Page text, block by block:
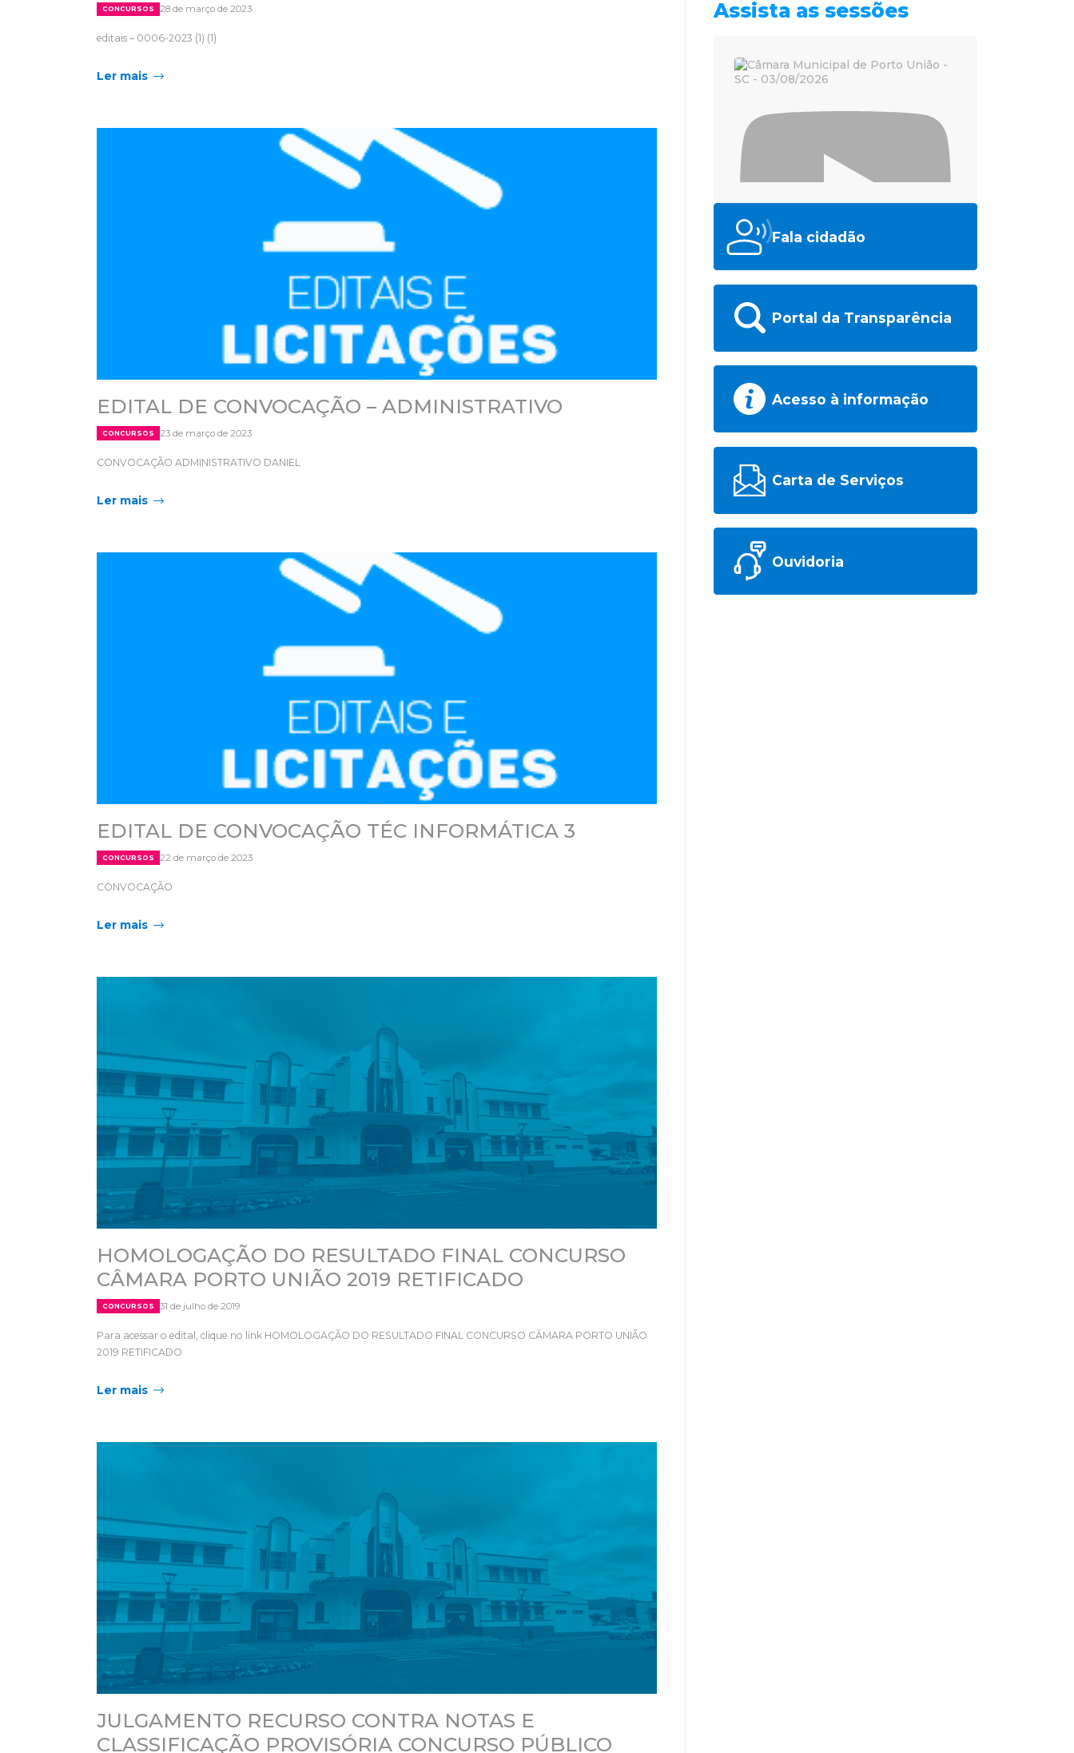
CONCURSOS 28 de março de 2023
editais – 0006-2023 (1) (1)
Ler mais
EDITAL DE CONVOCAÇÃO – ADMINISTRATIVO
CONCURSOS 23 de março de 2023
CONVOCAÇÃO ADMINISTRATIVO DANIEL
Ler mais
EDITAL DE CONVOCAÇÃO TÉC INFORMÁTICA 3
CONCURSOS 22 de março de 2023
CONVOCAÇÃO
Ler mais
HOMOLOGAÇÃO DO RESULTADO FINAL CONCURSO
CÂMARA PORTO UNIÃO 2019 RETIFICADO
CONCURSOS 31 de julho de 2019
Para acessar o edital, clique no link HOMOLOGAÇÃO DO RESULTADO FINAL CONCURSO CÂMARA PORTO UNIÃO
2019 RETIFICADO
Ler mais
JULGAMENTO RECURSO CONTRA NOTAS E
CLASSIFICAÇÃO PROVISÓRIA CONCURSO PÚBLICO
Assista as sessões
Fala cidadão
Portal da Transparência
Acesso à informação
Carta de Serviços
Ouvidoria